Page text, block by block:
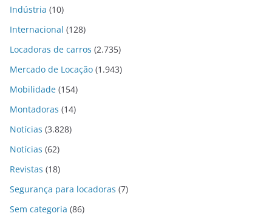
Indústria (10)
Internacional (128)
Locadoras de carros (2.735)
Mercado de Locação (1.943)
Mobilidade (154)
Montadoras (14)
Notícias (3.828)
Notícias (62)
Revistas (18)
Segurança para locadoras (7)
Sem categoria (86)